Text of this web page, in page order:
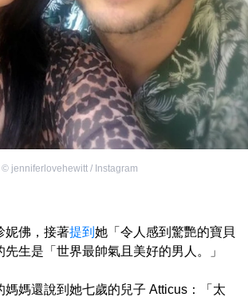
© jenniferlovehewitt / Instagram
妮佛，接著提到 她「令人感到驚艷的寶貝
生是「世界最帥氣且美好的男人。」
媽媽還說到她七歲的兒子 Atticus：「太